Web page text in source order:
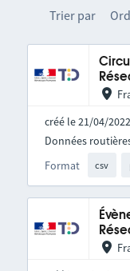
Trier par
créé le 21/04/2022
Format csv
Données